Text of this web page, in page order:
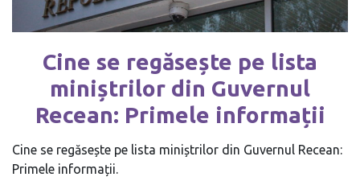
Cine se regăsește pe lista
miniștrilor din Guvernul
Recean: Primele informații
Cine se regăsește pe lista miniștrilor din Guvernul Recean:
Primele informații.